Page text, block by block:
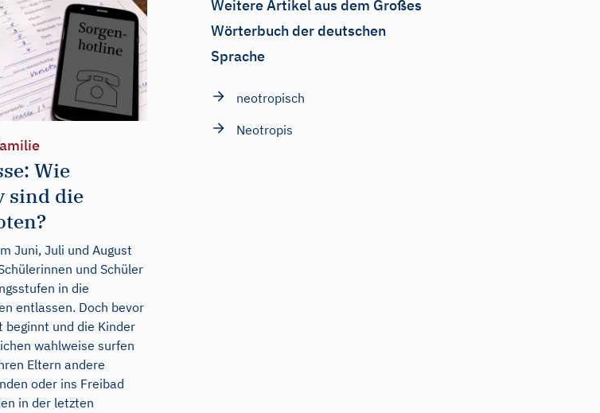
Wie
sind die
Juni, Juli und August
und Schüler
in die
entlassen. Doch bevor
beginnt und die Kinder
wahlweise surfen
Eltern andere
oder ins Freibad
in der letzten
Weitere Artikel aus dem Großes
Wörterbuch der deutschen
Sprache
neotropisch
Neotropis